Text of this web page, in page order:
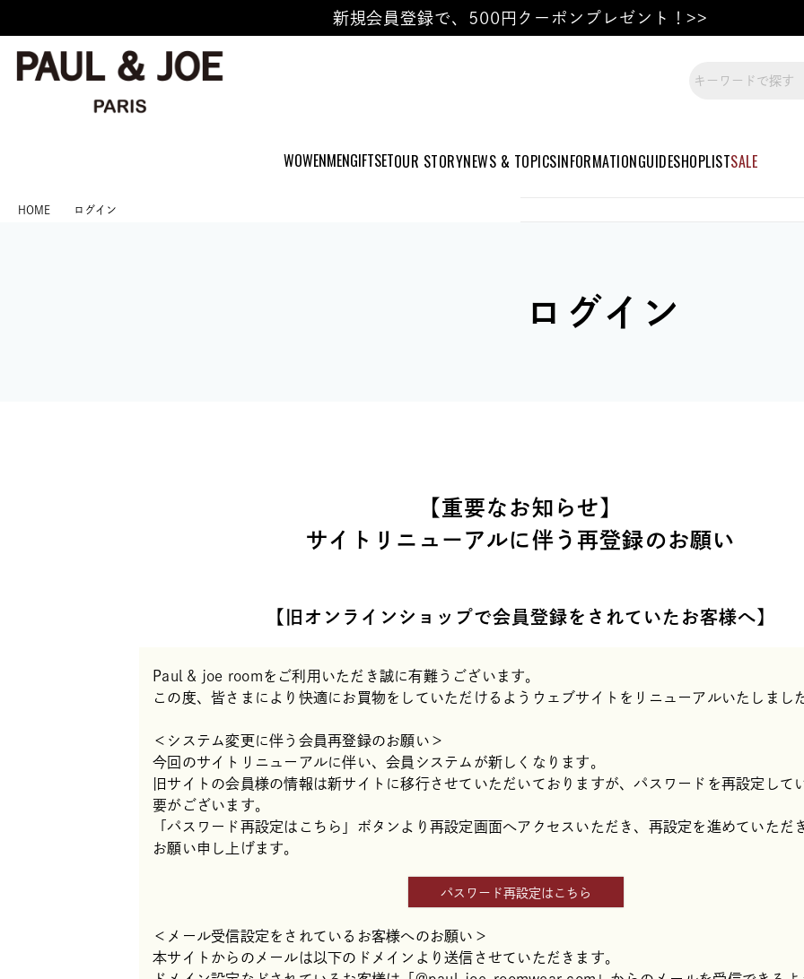
WOWENMENGIFTSETOUR STORYNEWS & TOPICSINFORMATIONGUIDESHOPLISTSALE
新規会員登録で、500円クーポンプレゼント！>>
HOME ログイン
ログイン
【重要なお知らせ】
サイトリニューアルに伴う 再登録のお願い
【旧オンラインショップで会員登録をされていたお客様へ】
Paul & joe roomをご利用いただき誠に有難うございます。
この度、皆さまにより快適にお買物をしていただけるようウェブサイトをリニューアルいたしまし
＜システム変更に伴う会員再登録のお願い＞
今回のサイトリニューアルに伴い、会員システムが新しくなります。
旧サイトの会員様の情報は新サイトに移行させていただいておりますが、パスワードを再設定して
要がございます。
「パスワード再設定はこちら」ボタンより再設定画面へアクセスいただき、再設定を進めていただ
お願い申し上げます。
パスワード再設定はこちら
＜メール受信設定をされているお客様へのお願い＞
本サイトからのメールは以下のドメインより送信させていただきます。